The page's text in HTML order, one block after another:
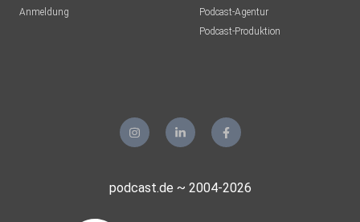
Anmeldung
Podcast-Agentur
Podcast-Produktion
podcast.de ~ 2004-2026